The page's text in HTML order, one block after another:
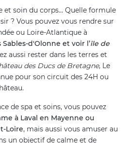
et soin du corps... Quelle formule
? Vous pouvez vous rendre sur
ou Loire-Atlantique à
Sables-d'Olonne et voir l’île de
aussi rester dans les terres et
des Ducs de Bretagne, Le
pour son circuit des 24H ou
de spa et soins, vous pouvez
à Laval en Mayenne ou
Loire, mais aussi vous amuser au
un objectif de calme et de